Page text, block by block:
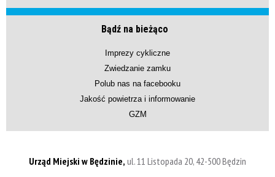
Bądź na bieżąco
Imprezy cykliczne
Zwiedzanie zamku
Polub nas na facebooku
Jakość powietrza i informowanie
GZM
Urząd Miejski w Będzinie, ul. 11 Listopada 20, 42-500 Będzin